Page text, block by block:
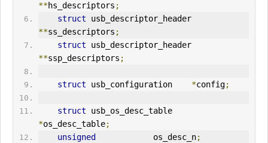
**hs_descriptors ;
struct
usb_descriptor_header
**ss_descriptors ;
struct
usb_descriptor_header
**ssp_descriptors ;
struct usb_configuration *config;
struct
usb_os_desc_table
*os_desc_table;
unsigned
            os_desc_n
;